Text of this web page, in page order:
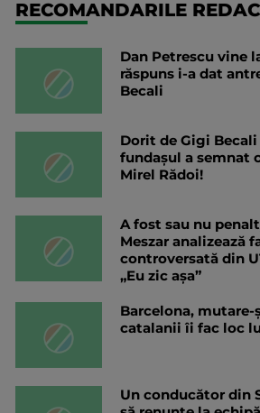
RECOMANDARILE
Dan Petrescu vine
răspuns i-a dat
Becali
Dorit de Gigi Becali
fundașul a semnat
Mirel Rădoi!
A fost sau nu
Meszar analizează
controversată din
„Eu zic așa”
Barcelona,
catalanii îi fac loc
Un conducător din